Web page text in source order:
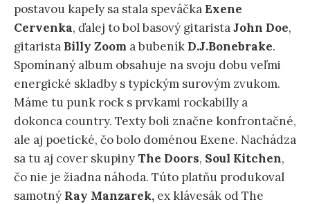
postavou kapely sa stala speváčkaExene
Cervenka, ďalej to bol basový gitaristaJohn Doe,
gitarista Billy Zoom a bubeník D.J.Bonebrake.
Spomínaný album obsahuje na svoju dobu veľmi
energické skladby s typickým surovým zvukom.
Máme tu punk rock s prvkami rockabilly a
dokonca country. Texty boli značne konfrontačné,
ale aj poetické, čo bolo doménou Exene. Nachádza
sa tu aj cover skupinyThe Doors, Soul Kitchen,
čo nie je žiadna náhoda. Túto platňu produkoval
samotný Ray Manzarek, ex klávesák od The